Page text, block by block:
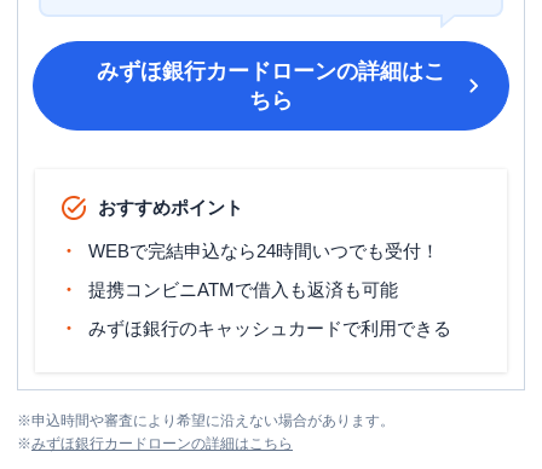
みずほ銀行カードローンの詳細はこ
ちら
おすすめポイント
WEBで完結申込なら24時間いつでも受付！
提携コンビニATMで借入も返済も可能
みずほ銀行のキャッシュカードで利用できる
※申込時間や審査により希望に沿えない場合があります。
※みずほ銀行カードローンの詳細はこちら